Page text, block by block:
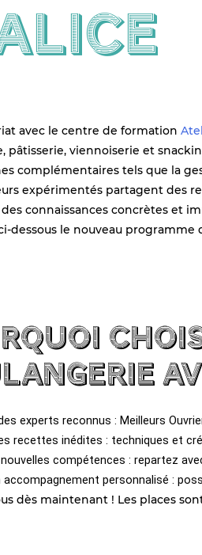
avec le centre de formation
pâtisserie, viennoiserie et
complémentaires tels que la
expérimentés partagent des
connaissances concrètes et
dessous le nouveau
experts reconnus : Meilleurs
recettes inédites : techniques et
compétences : repartez
accompagnement personnalisé :
dès maintenant ! Les places